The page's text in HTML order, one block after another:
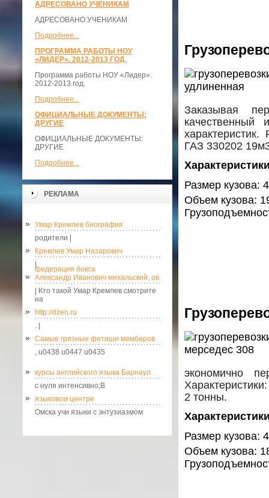
АДРЕСОВАНО УЧЕНИКАМ
АДРЕСОВАНО УЧЕНИКАМ
Подробнее...
ПРОГРАММА РАБОТЫ НОУ
«ЛИДЕР». 2012-2013 ГОД.
Программа работы НОУ «Лидер».
2012-2013 год.
Подробнее...
ОФИЦИАЛЬНЫЕ ДОКУМЕНТЫ:
ДРУГИЕ
ОФИЦИАЛЬНЫЕ ДОКУМЕНТЫ:
ДРУГИЕ
Подробнее...
РЕКЛАМА
Умар Кремлев биография
родители |
Кремлев Умар Назарович
федерация бокса
Александр Иванович михальский, ов
| Кто такой Умар Кремлев смотрите
на
http://dzen.ru
. |
Самые грязные фетиши мемберов
, u0438 u0447 u0435
курсы английского языка Барнаул
с нуля интенсивно;В
языковом центре
Омска учи языки с энтузиазмом
Заказывая
качественный
ГАЗ 330202
Размер кузова:
Объем кузова:
экономично
2 тонны.
Размер кузова:
Объем кузова: